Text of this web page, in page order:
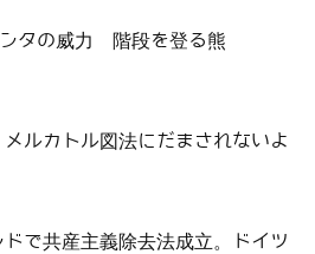
ンタの威力 階段を登る熊
メルカトル図法にだまされないよ
ドで共産主義除去法成立。ドイツ